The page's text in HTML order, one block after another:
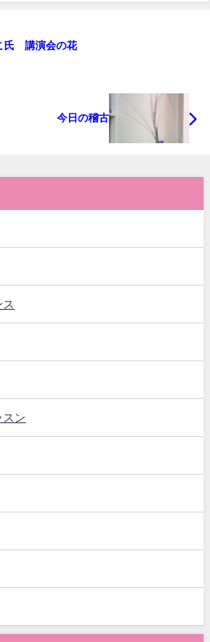
氏 講演会の花
今日の稽古
スン